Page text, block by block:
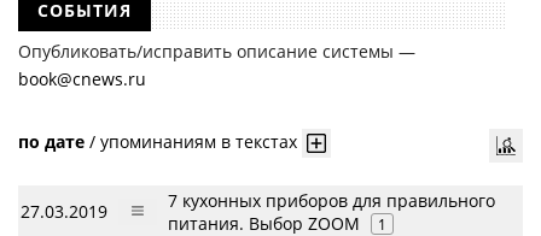
СОБЫТИЯ
Опубликовать/исправить описание системы —
book@cnews.ru
по дате / упоминаниям в текстах
27.03.2019
7 кухонных приборов для правильного
питания. Выбор ZOOM
1